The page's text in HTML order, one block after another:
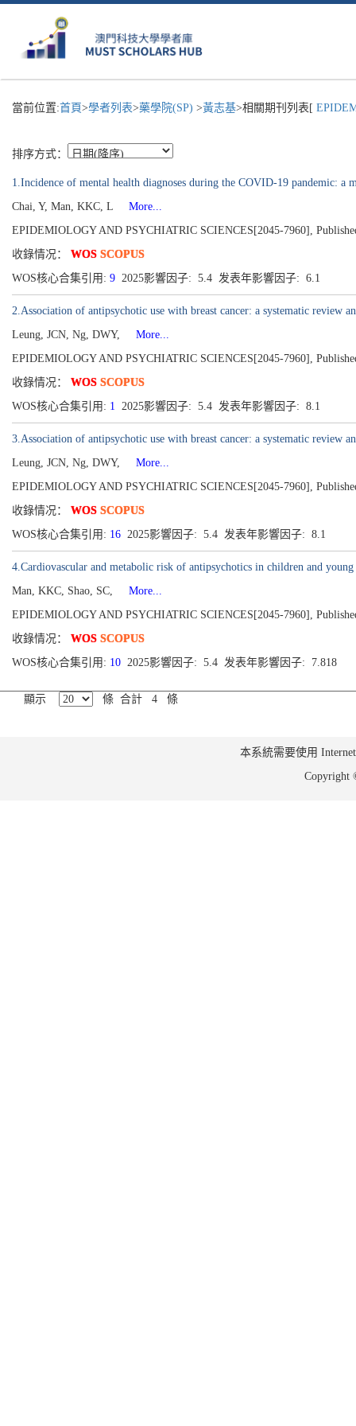
當前位置:首頁>學者列表>藥學院(SP) >黃志基>相關期刊列表[
排序方式：
1.Incidence of mental health diagnoses during the COVID-19 pandemic: a
Chai, Y, Man, KKC, L
More...
EPIDEMIOLOGY AND PSYCHIATRIC SCIENCES[2045-7960],
收錄情况： WOS SCOPUS
WOS核心合集引用: 9 2025影響因子: 5.4 发表年影響因子: 6.1
2.Association of antipsychotic use with breast cancer: a systematic
Leung, JCN, Ng, DWY,
More...
EPIDEMIOLOGY AND PSYCHIATRIC SCIENCES[2045-7960],
收錄情况： WOS SCOPUS
WOS核心合集引用: 1 2025影響因子: 5.4 发表年影響因子: 8.1
3.Association of antipsychotic use with breast cancer: a systematic
Leung, JCN, Ng, DWY,
More...
EPIDEMIOLOGY AND PSYCHIATRIC SCIENCES[2045-7960],
收錄情况： WOS SCOPUS
WOS核心合集引用: 16 2025影響因子: 5.4 发表年影響因子: 8.1
4.Cardiovascular and metabolic risk of antipsychotics in children and
Man, KKC, Shao, SC,
More...
EPIDEMIOLOGY AND PSYCHIATRIC SCIENCES[2045-7960],
收錄情况： WOS SCOPUS
WOS核心合集引用: 10 2025影響因子: 5.4 发表年影響因子: 7.818
顯示 條 合計 4 條
本系統需要使用
Copyright